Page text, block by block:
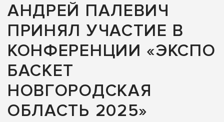
АНДРЕЙ ПАЛЕВИЧ
ПРИНЯЛ УЧАСТИЕ В
КОНФЕРЕНЦИИ «ЭКСПО
БАСКЕТ
НОВГОРОДСКАЯ
ОБЛАСТЬ 2025»